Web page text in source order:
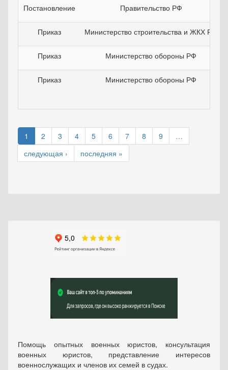
Постановление Правительство РФ
Приказ Министерство строительства и ЖКХ РФ
Приказ Министерство обороны РФ
Приказ Министерство обороны РФ
1 2 3 4 5 6 7 8 9
…
следующая ›
последняя »
Помощь опытных военных юристов, консультация
военных юристов, представление интересов
военнослужащих и членов их семей в судах.